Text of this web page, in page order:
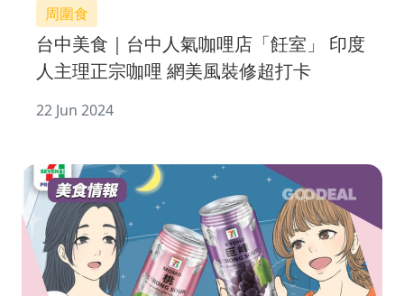
周圍食
台中美食｜台中人氣咖哩店「飪室」 印度
人主理正宗咖哩 網美風裝修超打卡
22 Jun 2024